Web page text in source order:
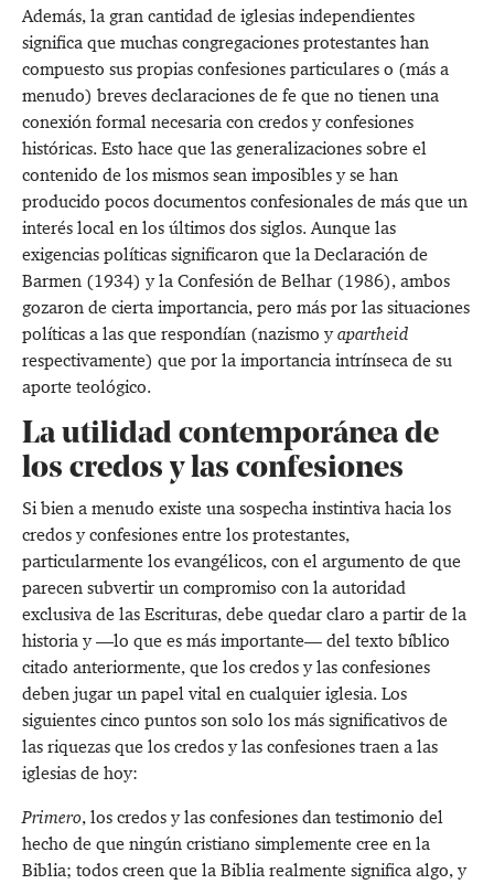
Además, la gran cantidad de iglesias independientes
significa que muchas congregaciones protestantes han
compuesto sus propias confesiones particulares o (más a
menudo) breves declaraciones de fe que no tienen una
conexión formal necesaria con credos y confesiones
históricas. Esto hace que las generalizaciones sobre el
contenido de los mismos sean imposibles y se han
producido pocos documentos confesionales de más que un
interés local en los últimos dos siglos. Aunque las
exigencias políticas significaron que la Declaración de
Barmen (1934) y la Confesión de Belhar (1986), ambos
gozaron de cierta importancia, pero más por las situaciones
políticas a las que respondían (nazismo yapartheid
respectivamente) que por la importancia intrínseca de su
aporte teológico.
La utilidad contemporánea de
los credos y las confesiones
Si bien a menudo existe una sospecha instintiva hacia los
credos y confesiones entre los protestantes,
particularmente los evangélicos, con el argumento de que
parecen subvertir un compromiso con la autoridad
exclusiva de las Escrituras, debe quedar claro a partir de la
historia y —lo que es más importante— del texto bíblico
citado anteriormente, que los credos y las confesiones
deben jugar un papel vital en cualquier iglesia. Los
siguientes cinco puntos son solo los más significativos de
las riquezas que los credos y las confesiones traen a las
iglesias de hoy:
Primero, los credos y las confesiones dan testimonio del
hecho de que ningún cristiano simplemente cree en la
Biblia; todos creen que la Biblia realmente significa algo, y